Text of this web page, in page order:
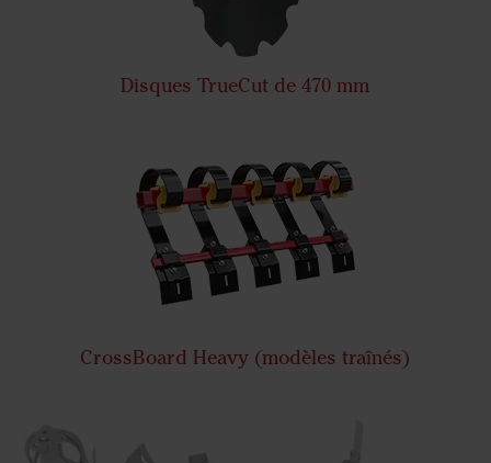
Disques TrueCut de 470 mm
CrossBoard Heavy (modèles traînés)